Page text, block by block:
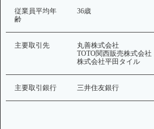
従業員平均年
齢
36歳
主要取引先
丸善株式会社
TOTO関西販売株式会社
株式会社平田タイル
主要取引銀行 三井住友銀行